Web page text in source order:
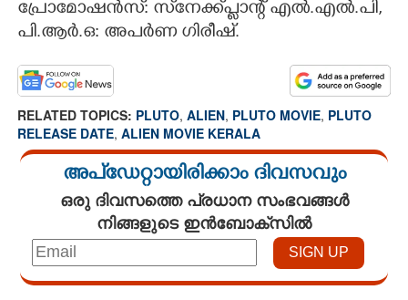
പ്രോമോഷൻസ്: സ്‌നേക്ക്പ്ലാന്റ് എൽ.എൽ.പി,
പി.ആർ.ഒ: അപർണ ഗിരീഷ്.
RELATED TOPICS: PLUTO, ALIEN, PLUTO MOVIE, PLUTO
RELEASE DATE, ALIEN MOVIE KERALA
അപ്ഡേറ്റായിരിക്കാം ദിവസവും
ഒരു ദിവസത്തെ പ്രധാന സംഭവങ്ങൾ
നിങ്ങളുടെ ഇൻബോക്സിൽ